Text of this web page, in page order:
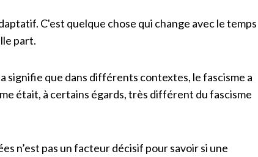
C'est quelque chose qui change avec le temps
part.
signifie que dans différents contextes, le fascisme a
était, à certains égards, très différent du fascisme
n’est pas un facteur décisif pour savoir si une